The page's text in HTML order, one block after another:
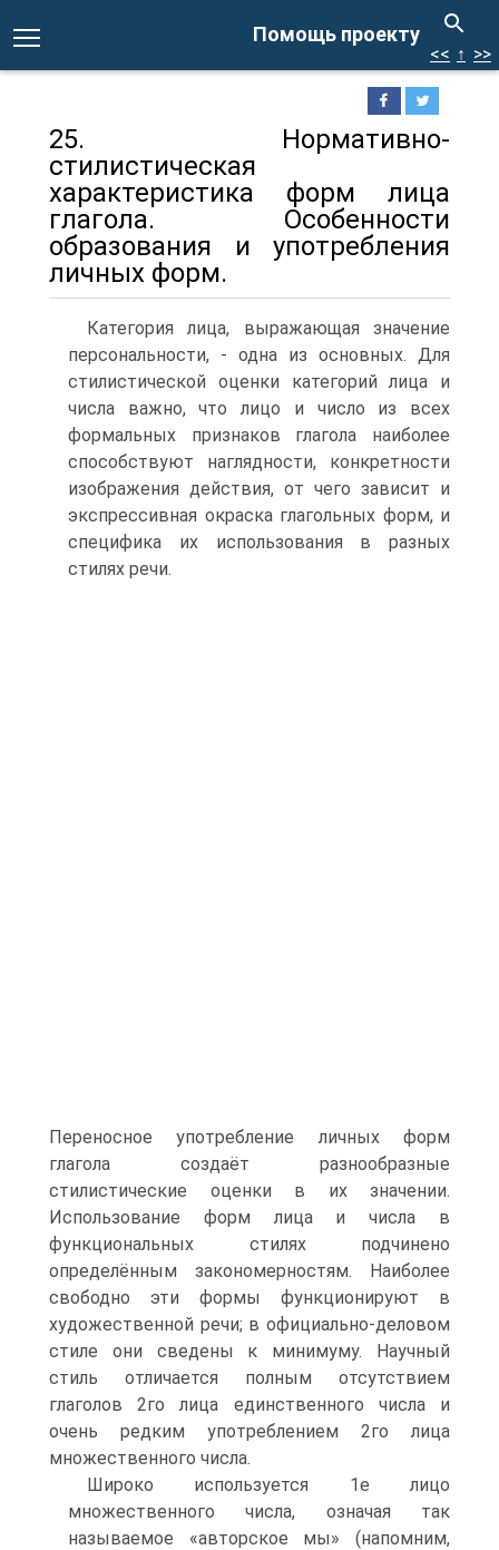
Помощь проекту
<< ↑ >>
25. Нормативно-
стилистическая
характеристика форм лица
глагола. Особенности
образования и употребления
личных форм.
Категория лица, выражающая значение
персональности, - одна из основных. Для
стилистической оценки категорий лица и
числа важно, что лицо и число из всех
формальных признаков глагола наиболее
способствуют наглядности, конкретности
изображения действия, от чего зависит и
экспрессивная окраска глагольных форм, и
специфика их использования в разных
стилях речи.
Переносное употребление личных форм
глагола создаёт разнообразные
стилистические оценки в их значении.
Использование форм лица и числа в
функциональных стилях подчинено
определённым закономерностям. Наиболее
свободно эти формы функционируют в
художественной речи; в официально-деловом
стиле они сведены к минимуму. Научный
стиль отличается полным отсутствием
глаголов 2го лица единственного числа и
очень редким употреблением 2го лица
множественного числа.
Широко используется 1е лицо
множественного числа, означая так
называемое «авторское мы» (напомним,